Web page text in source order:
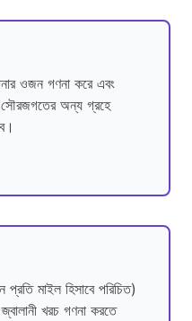
ওজন গণনা করে এবং
সৌরজগতের অন্য গ্রহে
মাইল হিসাবে পরিচিত)
খরচ গণনা করতে